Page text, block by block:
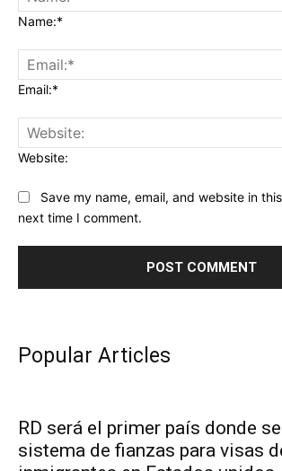
Name:*
Email:*
Website:
Save my name, email, and website in
next time I comment.
Popular Articles
RD será el primer país donde
sistema de fianzas para visas